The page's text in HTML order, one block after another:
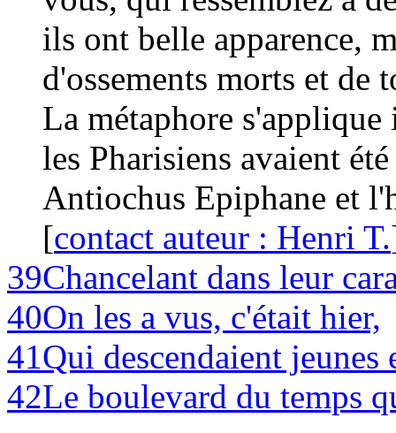
ils ont belle apparence,
d'ossements morts et de
La métaphore
les Pharisiens avaient
Antiochus Epiphane et
[contact auteur : Henri T.
39Chancelant dans leur
40On les a vus, c'était hier,
41Qui descendaient jeunes
42Le boulevard du temps